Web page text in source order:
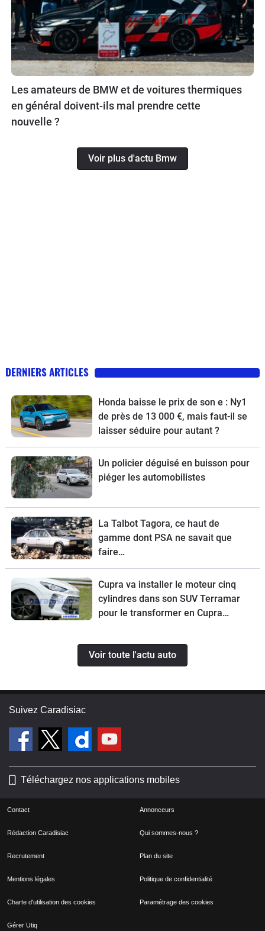
Les amateurs de BMW et de voitures thermiques
en général doivent-ils mal prendre cette
nouvelle ?
Voir plus d'actu Bmw
DERNIERS ARTICLES
Honda baisse le prix de son e : Ny1
de près de 13 000 €, mais faut-il se
laisser séduire pour autant ?
Un policier déguisé en buisson pour
piéger les automobilistes
La Talbot Tagora, ce haut de
gamme dont PSA ne savait que
faire…
Cupra va installer le moteur cinq
cylindres dans son SUV Terramar
pour le transformer en Cupra
Voir toute l'actu auto
Suivez Caradisiac
Téléchargez nos applications mobiles
Contact Annonceurs
Rédaction Caradisiac Qui sommes-nous ?
Recrutement Plan du site
Mentions légales Politique de confidentialité
Charte d'utilisation des cookies Paramétrage des cookies
Gérer Utiq